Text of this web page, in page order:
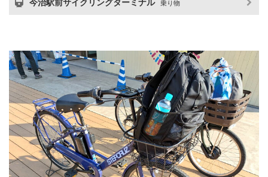
今治駅前サイクリングターミナル 乗り物